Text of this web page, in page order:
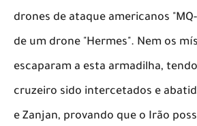
drones de ataque americanos
de um drone "Hermes". Nem os
escaparam a esta armadilha,
cruzeiro sido intercetados e
e Zanjan, provando que o Irão